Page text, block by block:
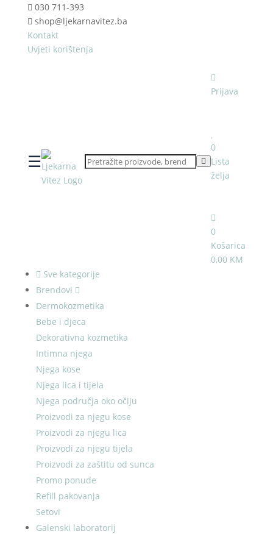
030 711-393
shop@ljekarnavitez.ba
Kontakt
Uvjeti korištenja
☰
Prijava
0
Lista
želja
0
Košarica
0,00 KM
Sve kategorije
Brendovi
Dermokozmetika
Bebe i djeca
Dekorativna kozmetika
Intimna njega
Njega kose
Njega lica i tijela
Njega područja oko očiju
Proizvodi za njegu kose
Proizvodi za njegu lica
Proizvodi za njegu tijela
Proizvodi za zaštitu od sunca
Promo ponude
Refill pakovanja
Setovi
Galenski laboratorij